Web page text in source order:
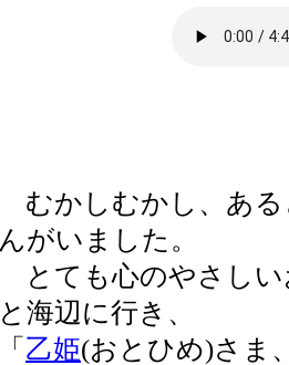
むかしむかし、ある
んがいました。
とても心のやさしい
と海辺に行き、
「 乙姫(おとひめ)さま